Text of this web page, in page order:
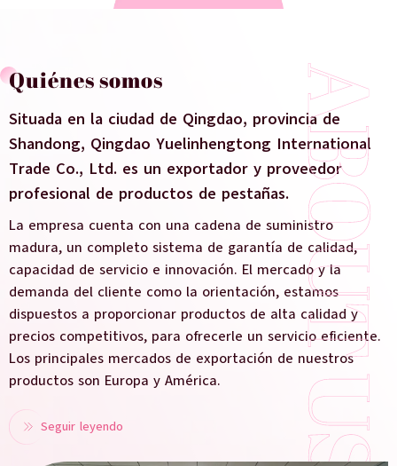
Quiénes somos
Situada en la ciudad de Qingdao, provincia de
Shandong, Qingdao Yuelinhengtong International
Trade Co., Ltd. es un exportador y proveedor
profesional de productos de pestañas.
La empresa cuenta con una cadena de suministro
madura, un completo sistema de garantía de calidad,
capacidad de servicio e innovación. El mercado y la
demanda del cliente como la orientación, estamos
dispuestos a proporcionar productos de alta calidad y
precios competitivos, para ofrecerle un servicio eficiente.
Los principales mercados de exportación de nuestros
productos son Europa y América.
Seguir leyendo